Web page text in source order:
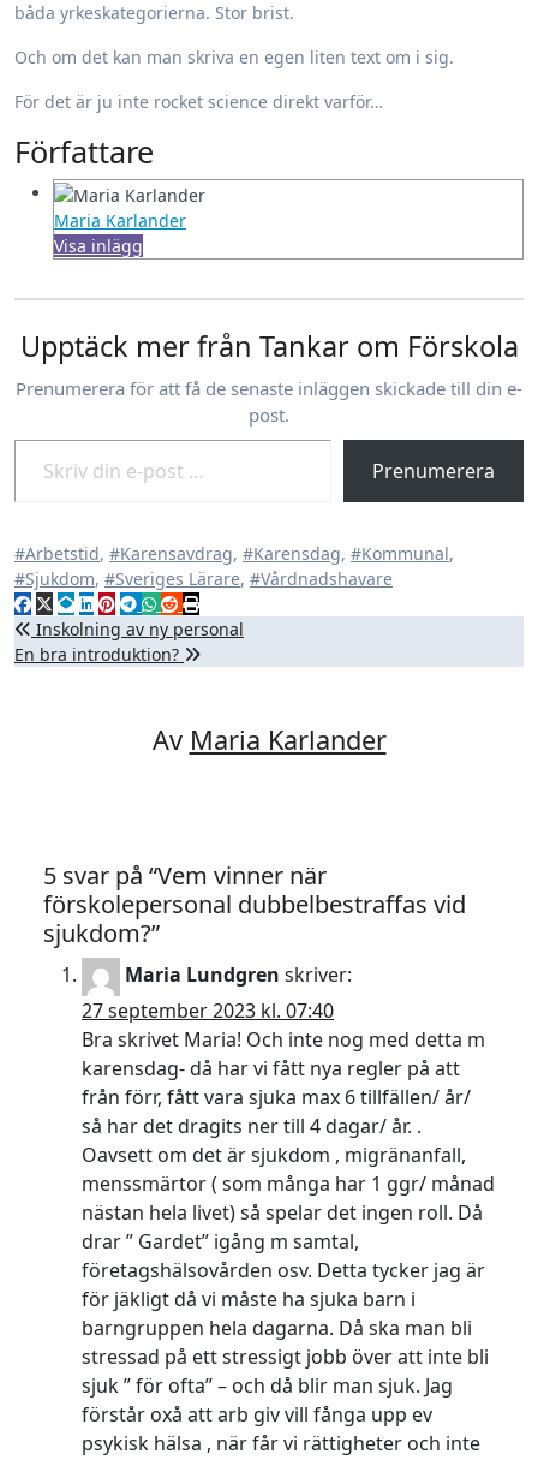
båda yrkeskategorierna. Stor brist.
Och om det kan man skriva en egen liten text om i sig.
För det är ju inte rocket science direkt varför…
Författare
Maria Karlander
Visa inlägg
Upptäck mer från Tankar om Förskola
Prenumerera för att få de senaste inläggen skickade till din e-
post.
Skriv din e-post …
Prenumerera
#Arbetstid, #Karensavdrag, #Karensdag, #Kommunal,
#Sjukdom, #Sveriges Lärare, #Vårdnadshavare
Inläggsnavigering
Inskolning av ny personal
En bra introduktion?
Av Maria Karlander
5 svar på “Vem vinner när
förskolepersonal dubbelbestraffas vid
sjukdom?”
Maria Lundgren skriver:
27 september 2023 kl. 07:40
Bra skrivet Maria! Och inte nog med detta m
karensdag- då har vi fått nya regler på att
från förr, fått vara sjuka max 6 tillfällen/ år/
så har det dragits ner till 4 dagar/ år. .
Oavsett om det är sjukdom , migränanfall,
menssmärtor ( som många har 1 ggr/ månad
nästan hela livet) så spelar det ingen roll. Då
drar ” Gardet” igång m samtal,
företagshälsovården osv. Detta tycker jag är
för jäkligt då vi måste ha sjuka barn i
barngruppen hela dagarna. Då ska man bli
stressad på ett stressigt jobb över att inte bli
sjuk ” för ofta” – och då blir man sjuk. Jag
förstår oxå att arb giv vill fånga upp ev
psykisk hälsa , när får vi rättigheter och inte